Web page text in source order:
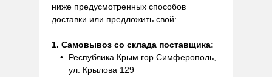
ниже предусмотренных способов
доставки или предложить свой:
1. Самовывоз со склада поставщика:
Республика Крым гор.Симферополь,
ул. Крылова 129